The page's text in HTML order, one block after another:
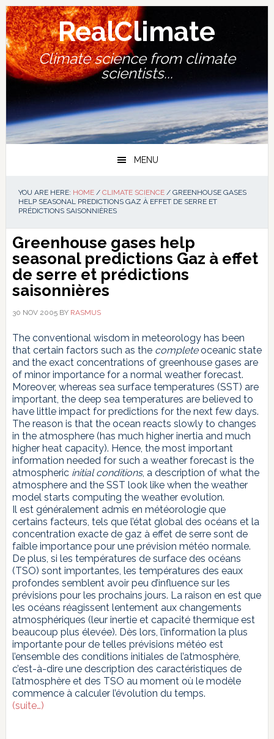
Skip
to
primary
navigation
Skip
to
main
content
Skip
to
primary
sidebar
Skip
to
footer
RealClimate
Climate science from climate
scientists...
MENU
YOU ARE HERE: HOME / CLIMATE SCIENCE /GREENHOUSE GASES
HELP SEASONAL PREDICTIONS GAZ À EFFET DE SERRE ET
PRÉDICTIONS SAISONNIÈRES
Greenhouse gases help
seasonal predictions Gaz à effet
de serre et prédictions
saisonnières
30 NOV 2005BY RASMUS
The conventional wisdom in meteorology has been
that certain factors such as the completeoceanic state
and the exact concentrations of greenhouse gases are
of minor importance for a normal weather forecast.
Moreover, whereas sea surface temperatures (SST) are
important, the deep sea temperatures are believed to
have little impact for predictions for the next few days.
The reason is that the ocean reacts slowly to changes
in the atmosphere (has much higher inertia and much
higher heat capacity). Hence, the most important
information needed for such a weather forecast is the
atmospheric initial conditions, a description of what the
atmosphere and the SST look like when the weather
model starts computing the weather evolution.
Il est généralement admis en météorologie que
certains facteurs, tels que l’état global des océans et la
concentration exacte de gaz à effet de serre sont de
faible importance pour une prévision météo normale.
De plus, si les températures de surface des océans
(TSO) sont importantes, les températures des eaux
profondes semblent avoir peu d’influence sur les
prévisions pour les prochains jours. La raison en est que
les océans réagissent lentement aux changements
atmosphériques (leur inertie et capacité thermique est
beaucoup plus élevée). Dès lors, l’information la plus
importante pour de telles prévisions météo est
l’ensemble des conditions initiales de l’atmosphère,
c’est-à-dire une description des caractéristiques de
l’atmosphère et des TSO au moment où le modèle
commence à calculer l’évolution du temps.
(suite…)